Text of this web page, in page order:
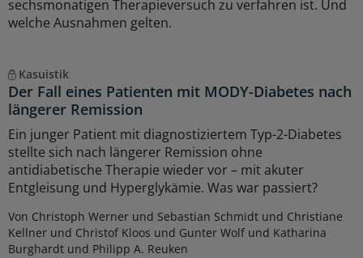
sechsmonatigen Therapieversuch zu verfahren ist. Und
welche Ausnahmen gelten.
Kasuistik
Der Fall eines Patienten mit MODY-Diabetes nach
längerer Remission
Ein junger Patient mit diagnostiziertem Typ-2-Diabetes
stellte sich nach längerer Remission ohne
antidiabetische Therapie wieder vor – mit akuter
Entgleisung und Hyperglykämie. Was war passiert?
Von Christoph Werner und Sebastian Schmidt und Christiane
Kellner und Christof Kloos und Gunter Wolf und Katharina
Burghardt und Philipp A. Reuken